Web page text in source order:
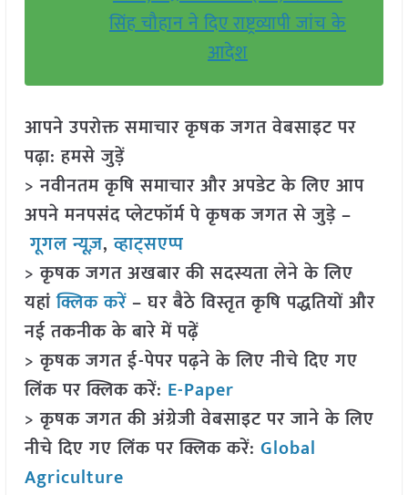
सिंह चौहान ने दिए राष्ट्रव्यापी जांच के
आदेश
आपने उपरोक्त समाचार कृषक जगत वेबसाइट पर
पढ़ा: हमसे जुड़ें
> नवीनतम कृषि समाचार और अपडेट के लिए आप
अपने मनपसंद प्लेटफॉर्म पे कृषक जगत से जुड़े –
गूगल न्यूज़,व्हाट्सएप्प
> कृषक जगत अखबार की सदस्यता लेने के लिए
यहांक्लिक करें– घर बैठे विस्तृत कृषि पद्धतियों और
नई तकनीक के बारे में पढ़ें
> कृषक जगत ई-पेपर पढ़ने के लिए नीचे दिए गए
लिंक पर क्लिक करें: E-Paper
> कृषक जगत की अंग्रेजी वेबसाइट पर जाने के लिए
नीचे दिए गए लिंक पर क्लिक करें: Global
Agriculture